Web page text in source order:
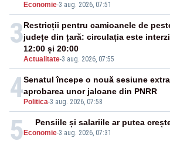
Economie-3 aug. 2026, 07:51
3
Actualitate-3 aug. 2026, 07:55
Restricții pentru camioanele de
județe din țară: circulația este
12:00 și 20:00
4 Politica-3 aug. 2026, 07:58
Senatul începe o nouă sesiune
aprobarea unor jaloane din PNRR
5 Economie-3 aug. 2026, 07:31
Pensiile și salariile ar putea